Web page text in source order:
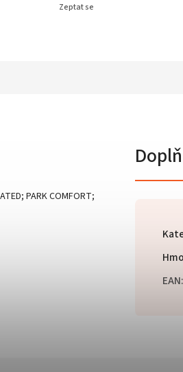
Zeptat se
PARK COMFORT;
EAN: